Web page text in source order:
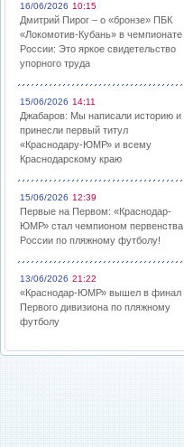
16/06/2026 10:15
Дмитрий Пирог – о «бронзе» ПБК
«Локомотив-Кубань» в чемпионате
России: Это яркое свидетельство
упорного труда
15/06/2026 14:11
Джабаров: Мы написали историю и
принесли первый титул
«Краснодару-ЮМР» и всему
Краснодарскому краю
15/06/2026 12:39
Первые на Первом: «Краснодар-
ЮМР» стал чемпионом первенства
России по пляжному футболу!
13/06/2026 21:22
«Краснодар-ЮМР» вышел в финал
Первого дивизиона по пляжному
футболу